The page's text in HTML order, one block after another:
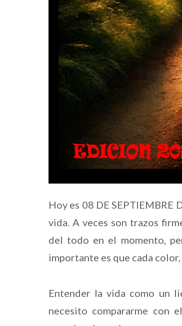
Hoy es 08 DE SEPTIEMBRE
vida. A veces son trazos
del todo en el momento,
importante es que cada
Entender la vida como un
necesito compararme con